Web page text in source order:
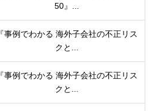
50』...
『事例でわかる 海外子会社の不正リス
クと...
『事例でわかる 海外子会社の不正リス
クと...